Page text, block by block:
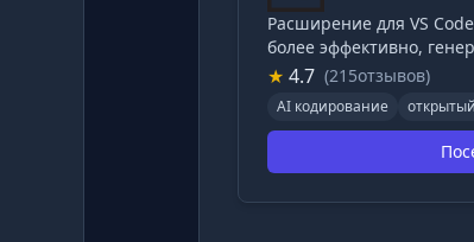
Расширение для VS
более эффективно,
★ 4.7 (215отзывов)
AI кодирование